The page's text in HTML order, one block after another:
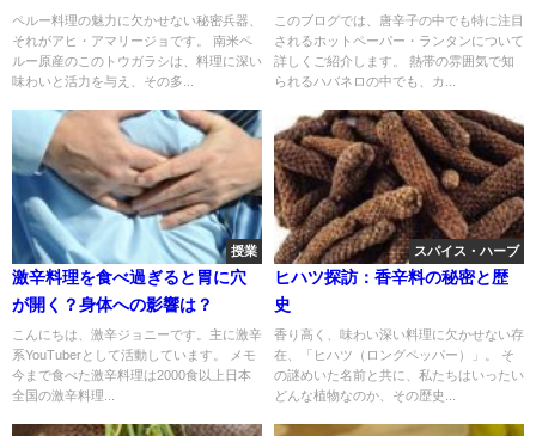
ペルー料理の魅力に欠かせない秘密兵器、
それがアヒ・アマリージョです。 南米ペ
ルー原産のこのトウガラシは、料理に深い
味わいと活力を与え、その多...
しむ唐辛子
このブログでは、唐辛子の中でも特に注目
されるホットペーパー・ランタンについて
詳しくご紹介します。 熱帯の雰囲気で知
られるハバネロの中でも、カ...
授業
激辛料理を食べ過ぎると胃に穴
が開く？身体への影響は？
こんにちは、激辛ジョニーです。主に激辛
系YouTuberとして活動しています。 メモ
今まで食べた激辛料理は2000食以上日本
全国の激辛料理...
スパイス・ハーブ
ヒハツ探訪：香辛料の秘密と歴
史
香り高く、味わい深い料理に欠かせない存
在、「ヒハツ（ロングペッパー）」。 そ
の謎めいた名前と共に、私たちはいったい
どんな植物なのか、その歴史...